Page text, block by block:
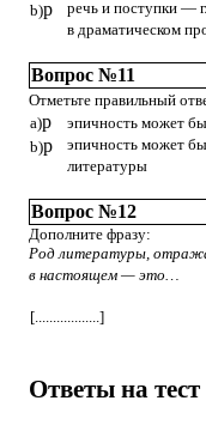
b)p
речь и поступки —
в драматическом
Вопрос №11
Отметьте правильный
a)p
эпичность может
b)p
эпичность может
литературы
Вопрос №12
Дополните фразу:
Род литературы,
в настоящем — это…
[..................]
Ответы на тест